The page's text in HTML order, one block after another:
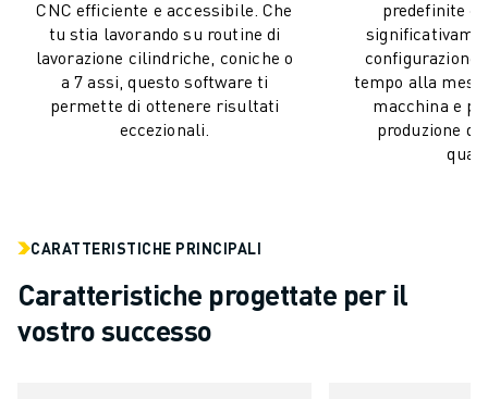
MACCHINE PER ELETTROEROSIONE A FILO
ROBOCUT MACCHINE PER ELETTROEROSIONE A FILO
ROBOCUT HARDWARE
SOFTWARE ROBOCUT
MANUTENZIONE PREVENTIVA DI ROBOCUT
SOLUZIONI DI FABBRICA INTELLIGENTI PER AUMENTARE
REGISTRAZIONE DEI PRODOTTI " PORTALE FANUC
CASI DI SUCCESSO
SOLUZIONI
CNC efficiente e accessibile. Che
tu stia lavorando su routine di
lavorazione cilindriche, coniche o
a 7 assi, questo software ti
permette di ottenere risultati
eccezionali.
predefinite
configurazione.
tempo alla
macchina e
produzione di
CARATTERISTICHE PRINCIPALI
Caratteristiche progettate per il
vostro successo